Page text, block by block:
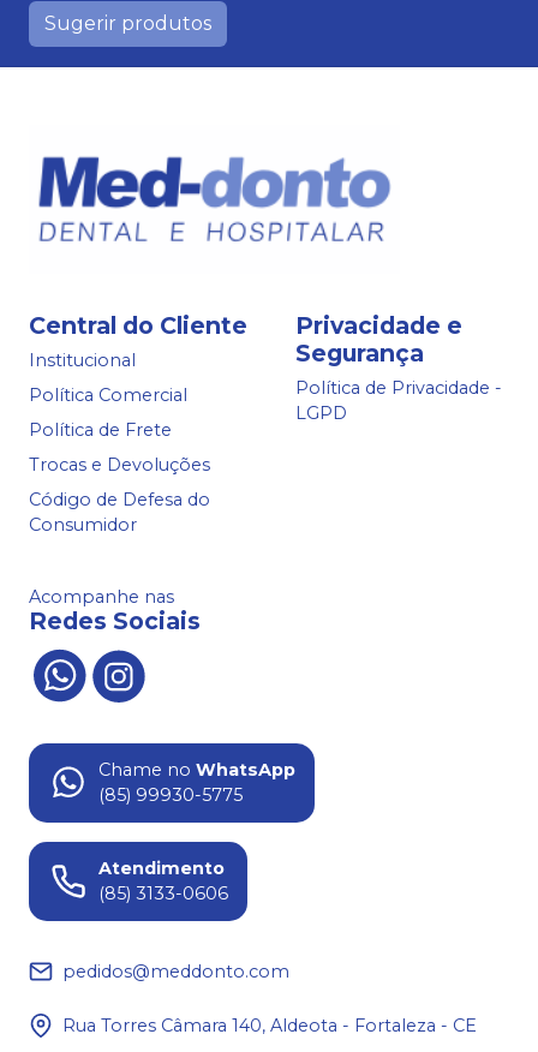
Sugerir produtos
Central do Cliente
Institucional
Política Comercial
Política de Frete
Trocas e Devoluções
Código de Defesa do
Consumidor
Privacidade e
Segurança
Política de Privacidade -
LGPD
Acompanhe nas
Redes Sociais
Chame no WhatsApp
(85) 99930-5775
Atendimento
(85) 3133-0606
pedidos@meddonto.com
Rua Torres Câmara 140, Aldeota - Fortaleza - CE